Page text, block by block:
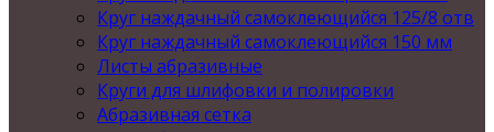
Круг наждачный самоклеющийся 125/8 отв
Круг наждачный самоклеющийся 150 мм
Листы абразивные
Круги для шлифовки и полировки
Абразивная сетка